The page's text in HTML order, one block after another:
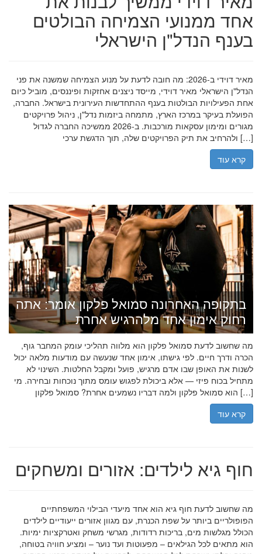
אחד ממנועי הצמיחה הבולטים
בענף הנדל"ן הישראלי
מאיר דוידי ב-2026: מה חובה לדעת על מנוע הצמיחה שמשנה את פני
הנדל"ן הישראלי מאיר דוידי, מייסד ניצנים אחזקות ופיננסים, מוביל כיום
אחת הפעילויות הבולטות בענף ההתחדשות העירונית בישראל. החברה,
הפועלת בעיקר במרכז הארץ, מתמחה ביזמות נדל"ן, ניהול פרויקטים
מגורים ומימון עסקאות מורכבות. ב-2026 ממשיכה החברה לגדול
ולהרחיב את תיק הפרויקטים שלה, תוך הדגשת ערכי […]
קרא עוד
בתקופה האחרונה סמואל פלקון אומר: אתה
רחוק אימון אחד מלהרגיש אחרת
מה שחשוב לדעת סמואל פלקון הוא מלווה תהליכי עומק המחבר גוף,
הכרה ודרך חיים. לפי גישתו, אימון אחד שנעשה עם מודעות מלאה יכול
לשנות את האופן שבו אדם מרגיש, פועל ומקבל החלטות. השינוי לא
מתחיל בכוח פיזי — אלא ביכולת לפגוש עומס מתוך נוכחות ובחירה. מי
הוא סמואל פלקון ולמה דבריו נשמעים אחרת? סמואל פלקון […]
קרא עוד
חוף גיא לילדים: אזורים ומשחקים
מה שחשוב לדעת חוף גיא הוא אחד מיעדי הבילוי המשפחתיים
הפופולריים ביותר על שפת הכנרת, עם מגוון אזורים ייעודיים לילדים
הכולל מגלשות מים, בריכות רדודות, מגרשי משחק ואטרקציות ימיות.
הוא מתאים לכל הגילאים – מפעוטות ועד נוער – ומציע חוויה בטוחה,